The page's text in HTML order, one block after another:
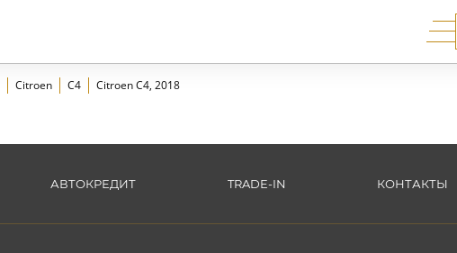
Citroen C4 Citroen C4, 2018
АВТОКРЕДИТ TRADE-IN КОНТАКТЫ